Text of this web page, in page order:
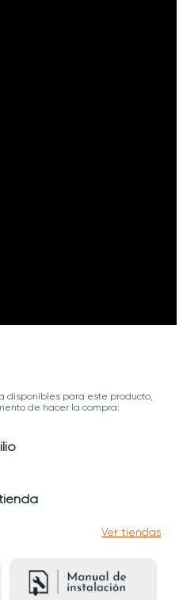
disponibles para este producto,
de hacer la compra:
Ver tiendas